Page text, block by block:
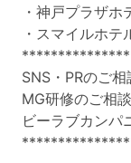
・神戸プラザホ
・スマイルホテ
SNS・PRのご
MG研修のご相
ビーラブカンパ